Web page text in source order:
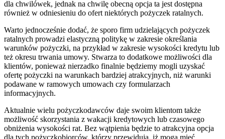
dla chwilówek, jednak na chwilę obecną opcja ta jest dostępna
również w odniesieniu do ofert niektórych pożyczek ratalnych.
Warto jednocześnie dodać, że sporo firm udzielających pożyczek
ratalnych prowadzi elastyczną politykę w zakresie określania
warunków pożyczki, na przykład w zakresie wysokości kredytu lub
też okresu trwania umowy. Stwarza to dodatkowe możliwości dla
klientów, ponieważ nierzadko finalnie będziemy mogli uzyskać
ofertę pożyczki na warunkach bardziej atrakcyjnych, niż warunki
podawane w ramowych umowach czy formularzach
informacyjnych.
Aktualnie wielu pożyczkodawców daje swoim klientom także
możliwość skorzystania z wakacji kredytowych lub czasowego
obniżenia wysokości rat. Bez wątpienia będzie to atrakcyjna opcja